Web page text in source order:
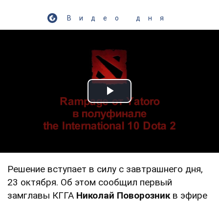
Видео дня
Play Video
Решение вступает в силу с завтрашнего дня,
23 октября. Об этом сообщил первый
замглавы КГГА Николай Поворозник в эфире